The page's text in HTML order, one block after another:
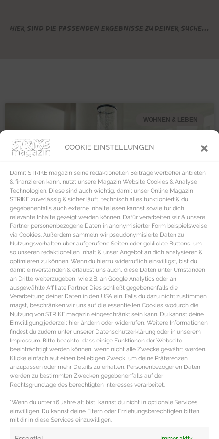
COOKIE EINSTELLUNGEN
Damit STRIKE magazin seine redaktionellen Beiträge werbefrei anbieten
& finanzieren kann, nutzt unsere Magazin Website Cookies & Analyse
Technologien. Diese sind auch wichtig, damit unser Online Magazin
STRIKE zuverlässig & sicher läuft, technisch alles funktioniert & du
gegebenenfalls auch externe Inhalte lesen kannst sowie für dich
relevante Inhalte gezeigt werden können. Dafür verarbeiten wir & unsere
Partner personenbezogene Daten in anonymisierter Form beispielsweise
via Cookies. Außerdem sammeln wir pseudonymisierte Daten zu
Nutzungsverhalten über aufgerufene Seiten oder geklickte Buttons, um
so unseren redaktionellen Inhalt & unser Angebot an dich analysieren &
optimieren zu können. Wenn du hierzu widerruflich einwilligst, bist du
damit einverstanden & erlaubst uns auch, diese Daten unter Umständen
an Dritte weiterzugeben, wie z.B. an Google Analytics oder an
ausgewählte Affiliate Partner. Dies schließt gegebenenfalls die
Verarbeitung deiner Daten in den USA ein. Falls du dazu nicht zustimmen
magst, beschränken wir uns auf die essentiellen Cookies wodurch die
Nutzung von STRIKE magazin eingeschränkt sein kann. Du kannst deine
Einwilligung jederzeit hier ändern oder widerrufen. Weitere Informationen
findest du zudem unter unserer Datenschutzerklärung oder in unserem
Impressum. Bitte beachte, dass einige Funktionen der Webseite
beeinträchtigt werden können, wenn nicht alle Zwecke gewährt werden.
Klicke einfach auf einen beliebigen Zweck, um deine Präferenzen
anzupassen oder mehr Details zu erhalten. Personenbezogenen Daten
werden zu bestimmten Zwecken gegebenenfalls auf der
Rechtsgrundlage des berechtigten Interesses verarbeitet.
*Wenn du unter 16 Jahre alt bist, kannst du nicht in optionale Services
einwilligen. Du kannst deine Eltern oder Erziehungsberechtigten bitten,
mit dir in diese Services einzuwilligen.
Hier sind die passenden Ergebnisse zu deiner Suche...
WOHNEN & LEBEN
MUST-HAVES FÜR DIE KÜCHE – Die
praktischsten Küchengeräte im Test
Küchenmaschinen Kochen ist nicht mehr eine reine
Zweckangelegenheit sondern für viele leidenschaftliche